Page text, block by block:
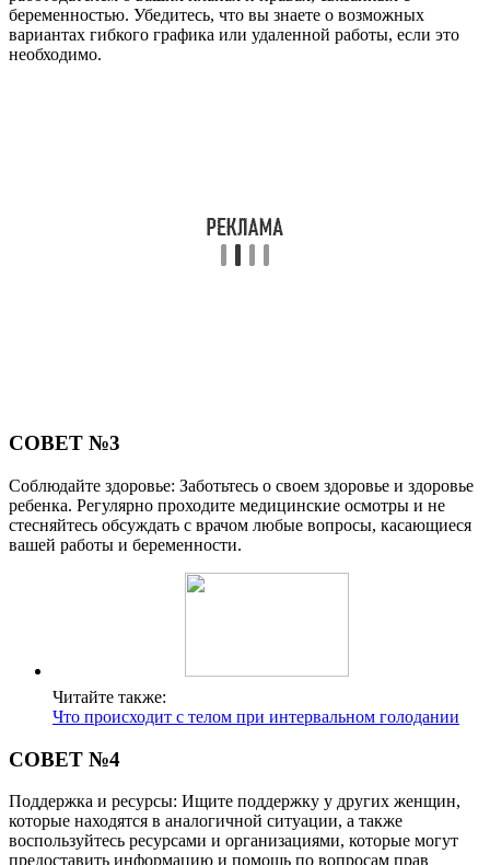
беременностью. Убедитесь, что вы знаете о возможных
вариантах гибкого графика или удаленной работы, если это
необходимо.
СОВЕТ №3
Соблюдайте здоровье: Заботьтесь о своем здоровье и здоровье
ребенка. Регулярно проходите медицинские осмотры и не
стесняйтесь обсуждать с врачом любые вопросы, касающиеся
вашей работы и беременности.
Читайте также:
Что происходит с телом при интервальном голодании
СОВЕТ №4
Поддержка и ресурсы: Ищите поддержку у других женщин,
которые находятся в аналогичной ситуации, а также
воспользуйтесь ресурсами и организациями, которые могут
предоставить информацию и помощь по вопросам прав